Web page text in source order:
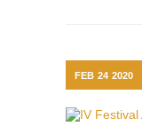
FEB 24 2020